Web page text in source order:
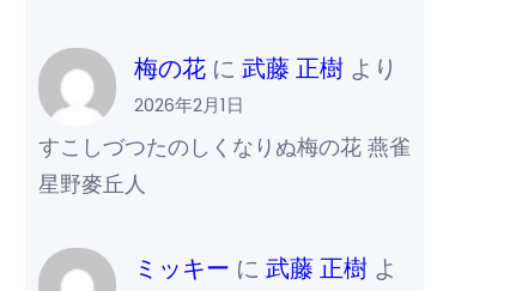
梅の花に 武藤 正樹より
2026年2月1日
すこしづつたのしくなりぬ梅の花 燕雀
星野麥丘人
ミッキー に 武藤 正樹よ